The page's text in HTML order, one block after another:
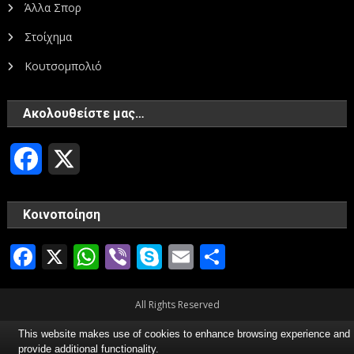
Άλλα Σπορ
Στοίχημα
Κουτσομπολιό
Ακολουθείστε μας…
Facebook
Κοινοποίηση
Facebook
X WhatsApp
ViberSkype
Email
All Rights Reserved
This website makes use of cookies to enhance browsing experience and
provide additional functionality.